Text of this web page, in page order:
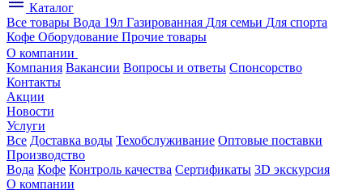
Каталог
Все товары Вода 19л Газированная Для семьи Для спорта
Кофе Оборудование Прочие товары
О компании
Компания Вакансии Вопросы и ответы Спонсорство
Контакты
Акции
Новости
Услуги
Все Доставка воды Техобслуживание Оптовые поставки
Производство
Вода Кофе Контроль качества Сертификаты 3D экскурсия
О компании